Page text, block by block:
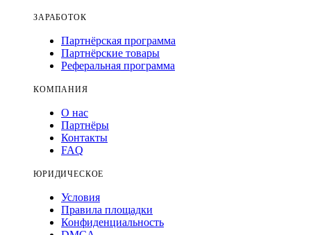
ЗАРАБОТОК
Партнёрская программа
Партнёрские товары
Реферальная программа
КОМПАНИЯ
О нас
Партнёры
Контакты
FAQ
ЮРИДИЧЕСКОЕ
Условия
Правила площадки
Конфиденциальность